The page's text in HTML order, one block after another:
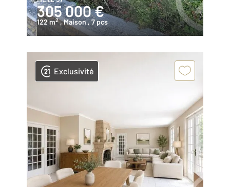
305 000 €
122 m2 , Maison, 7 pcs
Exclusivité